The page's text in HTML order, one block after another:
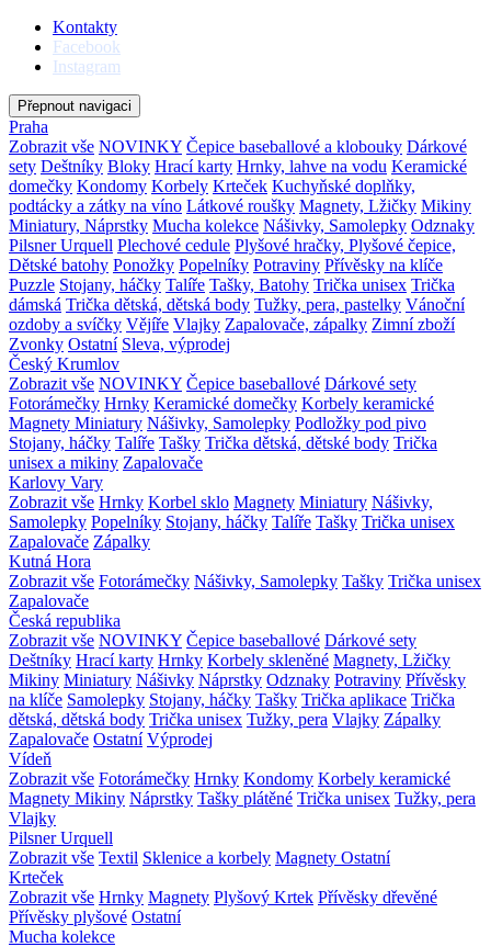
Kontakty
Facebook
Instagram
Přepnout navigaci
Praha
Zobrazit vše NOVINKY Čepice baseballové a klobouky Dárkové
sety Deštníky Bloky Hrací karty Hrnky, lahve na vodu Keramické
domečky Kondomy Korbely Krteček Kuchyňské doplňky,
podtácky a zátky na víno Látkové roušky Magnety, Lžičky Mikiny
Miniatury, Náprstky Mucha kolekce Nášivky, Samolepky Odznaky
Pilsner Urquell Plechové cedule Plyšové hračky, Plyšové čepice,
Dětské batohy Ponožky Popelníky Potraviny Přívěsky na klíče
Puzzle Stojany, háčky Talíře Tašky, Batohy Trička unisex Trička
dámská Trička dětská, dětská body Tužky, pera, pastelky Vánoční
ozdoby a svíčky Vějíře Vlajky Zapalovače, zápalky Zimní zboží
Zvonky Ostatní Sleva, výprodej
Český Krumlov
Zobrazit vše NOVINKY Čepice baseballové Dárkové sety
Fotorámečky Hrnky Keramické domečky Korbely keramické
Magnety Miniatury Nášivky, Samolepky Podložky pod pivo
Stojany, háčky Talíře Tašky Trička dětská, dětské body Trička
unisex a mikiny Zapalovače
Karlovy Vary
Zobrazit vše Hrnky Korbel sklo Magnety Miniatury Nášivky,
Samolepky Popelníky Stojany, háčky Talíře Tašky Trička unisex
Zapalovače Zápalky
Kutná Hora
Zobrazit vše Fotorámečky Nášivky, Samolepky Tašky Trička unisex
Zapalovače
Česká republika
Zobrazit vše NOVINKY Čepice baseballové Dárkové sety
Deštníky Hrací karty Hrnky Korbely skleněné Magnety, Lžičky
Mikiny Miniatury Nášivky Náprstky Odznaky Potraviny Přívěsky
na klíče Samolepky Stojany, háčky Tašky Trička aplikace Trička
dětská, dětská body Trička unisex Tužky, pera Vlajky Zápalky
Zapalovače Ostatní Výprodej
Vídeň
Zobrazit vše Fotorámečky Hrnky Kondomy Korbely keramické
Magnety Mikiny Náprstky Tašky plátěné Trička unisex Tužky, pera
Vlajky
Pilsner Urquell
Zobrazit vše Textil Sklenice a korbely Magnety Ostatní
Krteček
Zobrazit vše Hrnky Magnety Plyšový Krtek Přívěsky dřevěné
Přívěsky plyšové Ostatní
Mucha kolekce